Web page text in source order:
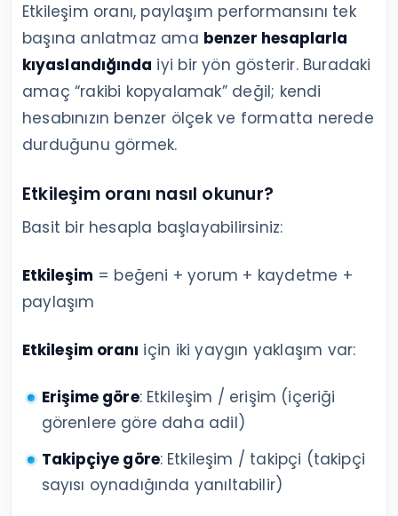
Etkileşim oranı, paylaşım performansını tek
başına anlatmaz ama benzer hesaplarla
kıyaslandığında iyi bir yön gösterir. Buradaki
amaç “rakibi kopyalamak” değil; kendi
hesabınızın benzer ölçek ve formatta nerede
durduğunu görmek.
Etkileşim oranı nasıl okunur?
Basit bir hesapla başlayabilirsiniz:
Etkileşim = beğeni + yorum + kaydetme +
paylaşım
Etkileşim oranı için iki yaygın yaklaşım var:
Erişime göre: Etkileşim / erişim (içeriği
görenlere göre daha adil)
Takipçiye göre: Etkileşim / takipçi (takipçi
sayısı oynadığında yanıltabilir)